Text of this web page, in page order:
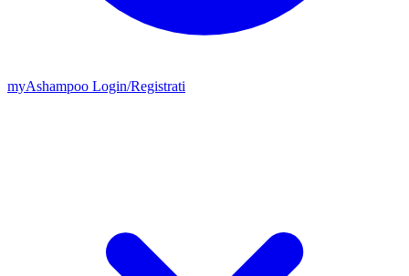
myAshampoo Login/Registrati